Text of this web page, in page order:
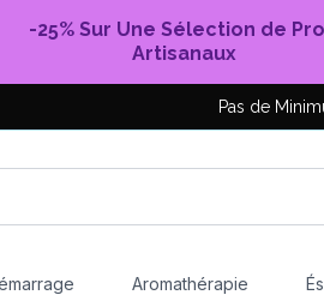
-25% Sur Une Sélection de
Artisanaux
Pas de
Aromathérapie